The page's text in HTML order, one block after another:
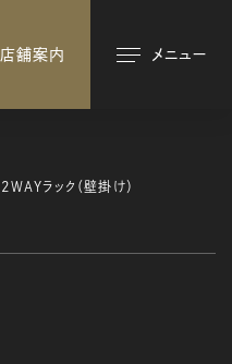
店舗案内 メニュー
2ＷＡＹラック（壁掛け）